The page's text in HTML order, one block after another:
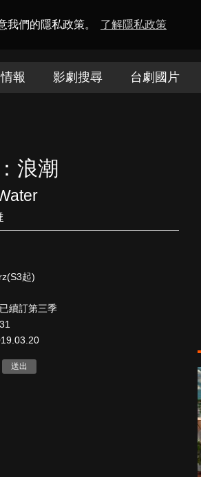
我們的隱私政策。 了解隱私政策
報 影劇搜尋 台劇國片
浪潮
起)
續訂第三季